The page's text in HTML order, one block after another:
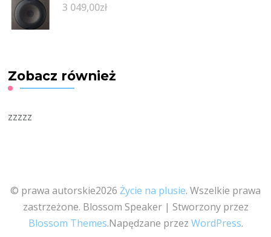
3 049,00zł
Zobacz również
zzzzz
© prawa autorskie2026 Życie na plusie. Wszelkie prawa
zastrzeżone. Blossom Speaker | Stworzony przez
Blossom Themes.Napędzane przez WordPress.